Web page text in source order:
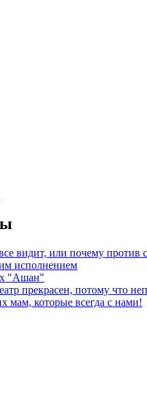
видит, или почему против
исполнением
"Ашан"
прекрасен, потому что
мам, которые всегда с нами!